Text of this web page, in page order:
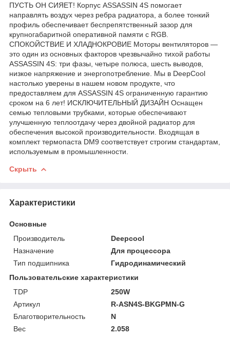
ПУСТЬ ОН СИЯЕТ! Корпус ASSASSIN 4S помогает
направлять воздух через ребра радиатора, а более тонкий
профиль обеспечивает беспрепятственный зазор для
крупногабаритной оперативной памяти с RGB.
СПОКОЙСТВИЕ И ХЛАДНОКРОВИЕ Моторы вентиляторов —
это один из основных факторов чрезвычайно тихой работы
ASSASSIN 4S: три фазы, четыре полюса, шесть выводов,
низкое напряжение и энергопотребление. Мы в DeepCool
настолько уверены в нашем новом продукте, что
предоставляем для ASSASSIN 4S ограниченную гарантию
сроком на 6 лет! ИСКЛЮЧИТЕЛЬНЫЙ ДИЗАЙН Оснащен
семью тепловыми трубками, которые обеспечивают
улучшенную теплоотдачу через двойной радиатор для
обеспечения высокой производительности. Входящая в
комплект термопаста DM9 соответствует строгим стандартам,
используемым в промышленности.
Скрыть
Характеристики
Основные
Производитель
Deepcool
Назначение
Для процессора
Тип подшипника
Гидродинамический
Пользовательские характеристики
TDP
250W
Артикул
R-ASN4S-BKGPMN-G
Благотворительность
N
Вес
2.058